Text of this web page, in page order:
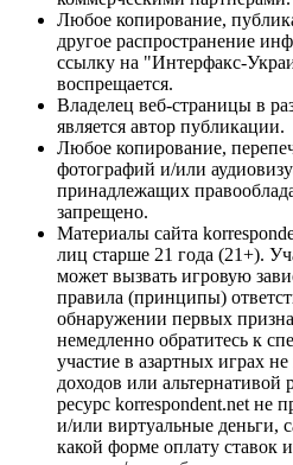
Любое копирование,
другое распространение
ссылку на "Интерфакс-
воспрещается.
Владелец веб-страницы в
является автор публикации.
Любое копирование,
фотографий и/или
принадлежащих
запрещено.
Материалы сайта
лиц старше 21 года (21+).
может вызвать игровую
правила (принципы)
обнаружении первых
немедленно обратитесь к
участие в азартных играх
доходов или
ресурс korrespondent.net не
и/или виртуальные деньги,
какой форме оплату ставок